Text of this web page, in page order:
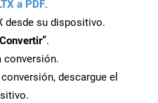
a PDF.
desde su dispositivo.
.
conversión.
descargue el